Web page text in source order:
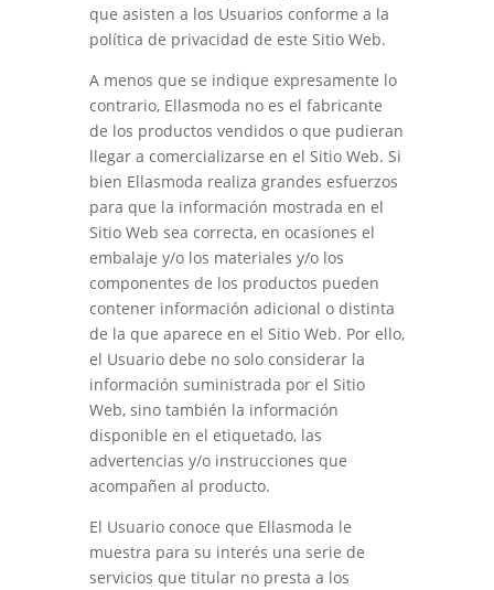
que asisten a los Usuarios conforme a la
política de privacidad de este Sitio Web.
A menos que se indique expresamente lo
contrario, Ellasmoda no es el fabricante
de los productos vendidos o que pudieran
llegar a comercializarse en el Sitio Web. Si
bien Ellasmoda realiza grandes esfuerzos
para que la información mostrada en el
Sitio Web sea correcta, en ocasiones el
embalaje y/o los materiales y/o los
componentes de los productos pueden
contener información adicional o distinta
de la que aparece en el Sitio Web. Por ello,
el Usuario debe no solo considerar la
información suministrada por el Sitio
Web, sino también la información
disponible en el etiquetado, las
advertencias y/o instrucciones que
acompañen al producto.
El Usuario conoce que Ellasmoda le
muestra para su interés una serie de
servicios que titular no presta a los